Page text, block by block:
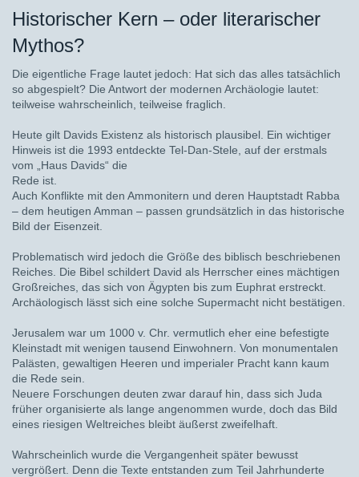
Historischer Kern – oder literarischer
Mythos?
Die eigentliche Frage lautet jedoch: Hat sich das alles tatsächlich
so abgespielt? Die Antwort der modernen Archäologie lautet:
teilweise wahrscheinlich, teilweise fraglich.
Heute gilt Davids Existenz als historisch plausibel. Ein wichtiger
Hinweis ist die 1993 entdeckte Tel-Dan-Stele, auf der erstmals
vom „Haus Davids“ die
Rede ist.
Auch Konflikte mit den Ammonitern und deren Hauptstadt Rabba
– dem heutigen Amman – passen grundsätzlich in das historische
Bild der Eisenzeit.
Problematisch wird jedoch die Größe des biblisch beschriebenen
Reiches. Die Bibel schildert David als Herrscher eines mächtigen
Großreiches, das sich von Ägypten bis zum Euphrat erstreckt.
Archäologisch lässt sich eine solche Supermacht nicht bestätigen.
Jerusalem war um 1000 v. Chr. vermutlich eher eine befestigte
Kleinstadt mit wenigen tausend Einwohnern. Von monumentalen
Palästen, gewaltigen Heeren und imperialer Pracht kann kaum
die Rede sein.
Neuere Forschungen deuten zwar darauf hin, dass sich Juda
früher organisierte als lange angenommen wurde, doch das Bild
eines riesigen Weltreiches bleibt äußerst zweifelhaft.
Wahrscheinlich wurde die Vergangenheit später bewusst
vergrößert. Denn die Texte entstanden zum Teil Jahrhunderte